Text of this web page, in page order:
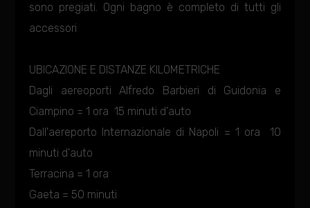
sono pregiati. Ogni bagno è completo di tutti gli
accessori
UBICAZIONE E DISTANZE KILOMETRICHE
Dagli aereoporti Alfredo Barbieri di Guidonia e
Ciampino = 1 ora  15 minuti d'auto
Dall'aereporto Internazionale di Napoli = 1 ora  10
minuti d'auto
Terracina = 1 ora
Gaeta = 50 minuti